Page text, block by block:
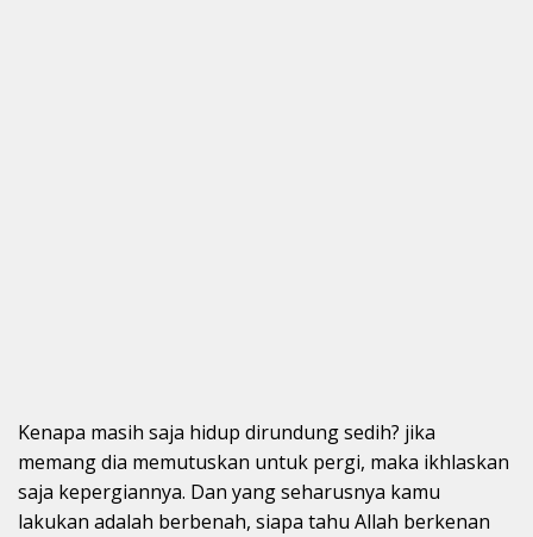
Kenapa masih saja hidup dirundung sedih? jika
memang dia memutuskan untuk pergi, maka ikhlaskan
saja kepergiannya. Dan yang seharusnya kamu
lakukan adalah berbenah, siapa tahu Allah berkenan